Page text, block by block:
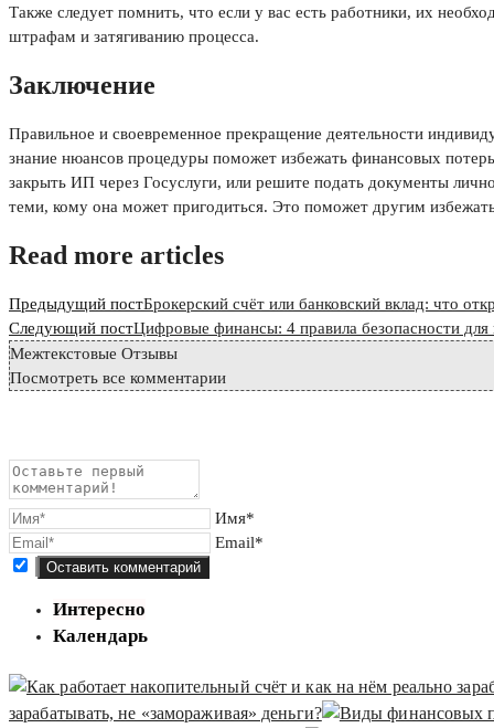
Также следует помнить, что если у вас есть работники, их
штрафам и затягиванию процесса.
Заключение
Правильное и своевременное прекращение деятельности
знание нюансов процедуры поможет избежать финансовых
закрыть ИП через Госуслуги, или решите подать документы
теми, кому она может пригодиться. Это поможет другим
Read more articles
Предыдущий постБрокерский счёт или банковский вклад: что
Следующий постЦифровые финансы: 4 правила безопасности для
Межтекстовые Отзывы
Посмотреть все комментарии
Имя*
Email*
Интересно
Календарь
зарабатывать, не «замораживая» деньги?